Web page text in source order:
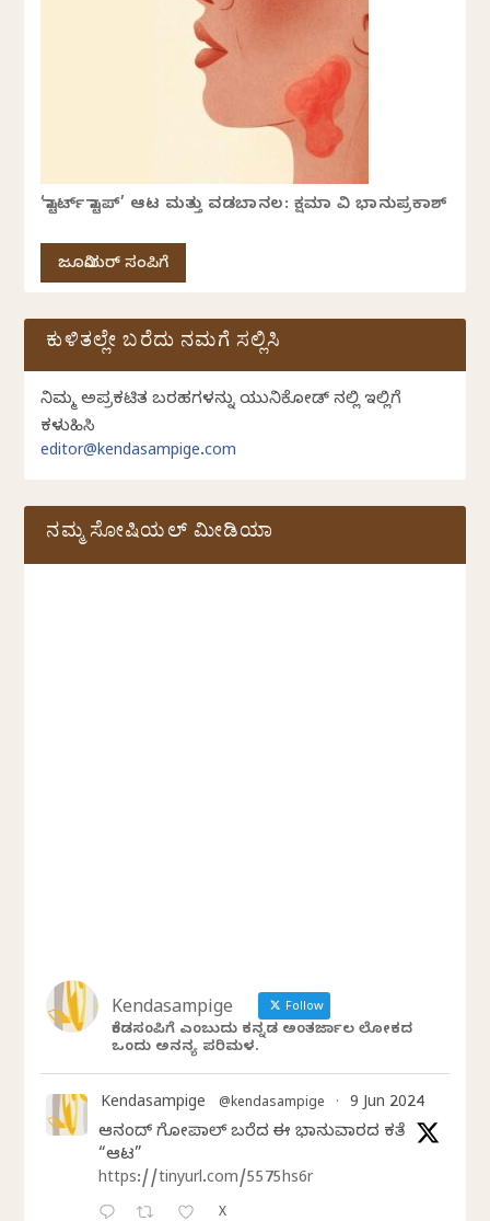
‘ಸ್ಟಾರ್ಟ್ ಸ್ಟಾಪ್’ ಆಟ ಮತ್ತು ವಡಬಾನಲ: ಕ್ಷಮಾ ವಿ ಭಾನುಪ್ರಕಾಶ್
ಜೂನಿಯರ್ ಸಂಪಿಗೆ
ಕುಳಿತಲ್ಲೇ ಬರೆದು ನಮಗೆ ಸಲ್ಲಿಸಿ
ನಿಮ್ಮ ಅಪ್ರಕಟಿತ ಬರಹಗಳನ್ನು ಯುನಿಕೋಡ್ ನಲ್ಲಿ ಇಲ್ಲಿಗೆ
ಕಳುಹಿಸಿ
editor@kendasampige.com
ನಮ್ಮ ಸೋಷಿಯಲ್‌ ಮೀಡಿಯಾ
Kendasampige Follow
ಕೆಂಡಸಂಪಿಗೆ ಎಂಬುದು ಕನ್ನಡ ಅಂತರ್ಜಾಲ ಲೋಕದ
ಒಂದು ಅನನ್ಯ ಪರಿಮಳ.
Kendasampige @kendasampige · 9 Jun 2024
ಆನಂದ್‌ ಗೋಪಾಲ್‌ ಬರೆದ ಈ ಭಾನುವಾರದ ಕತೆ
“ಆಟ”
https://tinyurl.com/5575hs6r
X